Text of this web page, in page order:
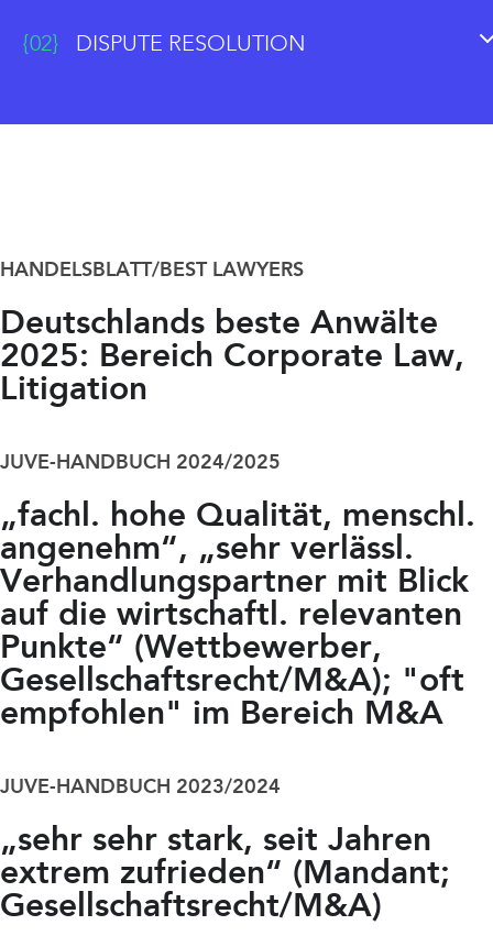
{02} DISPUTE RESOLUTION
HANDELSBLATT/BEST LAWYERS
Deutschlands beste Anwälte
2025: Bereich Corporate Law,
Litigation
JUVE-HANDBUCH 2024/2025
„fachl. hohe Qualität, menschl.
angenehm“, „sehr verlässl.
Verhandlungspartner mit Blick
auf die wirtschaftl. relevanten
Punkte“ (Wettbewerber,
Gesellschaftsrecht/M&A); "oft
empfohlen" im Bereich M&A
JUVE-HANDBUCH 2023/2024
„sehr sehr stark, seit Jahren
extrem zufrieden“ (Mandant;
Gesellschaftsrecht/M&A)